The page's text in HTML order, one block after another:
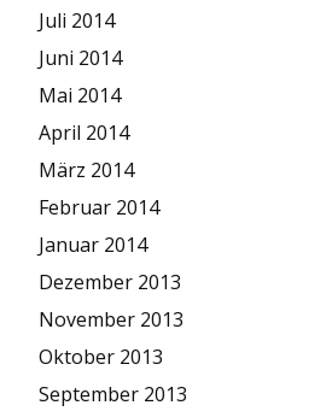
Juli 2014
Juni 2014
Mai 2014
April 2014
März 2014
Februar 2014
Januar 2014
Dezember 2013
November 2013
Oktober 2013
September 2013